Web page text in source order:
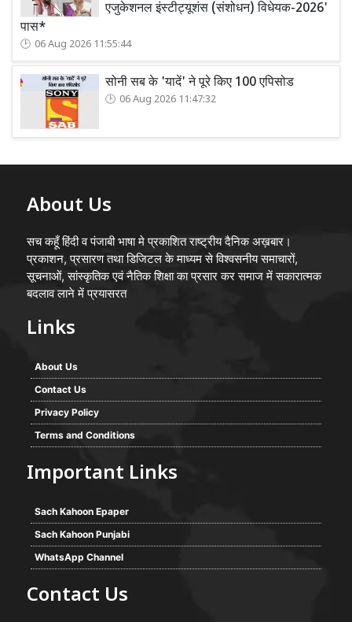
एजुकेशनल इंस्टीट्यूशंस (संशोधन) विधेयक-2026'
पास*
06 Aug 2026 11:55:44
सोनी सब के 'यादें' ने पूरे किए 100 एपिसोड
06 Aug 2026 11:47:32
About Us
सच कहूँ हिंदी व पंजाबी भाषा मे प्रकाशित राष्ट्रीय दैनिक अख़बार।
प्रकाशन, प्रसारण तथा डिजिटल के माध्यम से विश्वसनीय समाचारों,
सूचनाओं, सांस्कृतिक एवं नैतिक शिक्षा का प्रसार कर समाज में सकारात्मक
बदलाव लाने में प्रयासरत
Links
About Us
Contact Us
Privacy Policy
Terms and Conditions
Important Links
Sach Kahoon Epaper
Sach Kahoon Punjabi
WhatsApp Channel
Contact Us